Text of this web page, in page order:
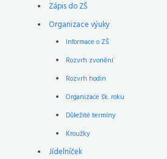
Zápis do ZŠ
Organizace výuky
Informace o ZŠ
Rozvrh zvonění
Rozvrh hodin
Organizace šk. roku
Důležité termíny
Kroužky
Jídelníček